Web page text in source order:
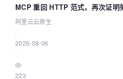
MCP 重回 HTTP 范式，再次证明
缺资源
阿里云云原生
2026-08-06
223